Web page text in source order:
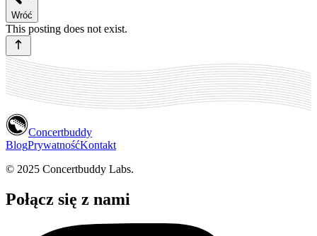
Wróć
This posting does not exist.
Concertbuddy
BlogPrywatnośćKontakt
© 2025 Concertbuddy Labs.
Połącz się z nami